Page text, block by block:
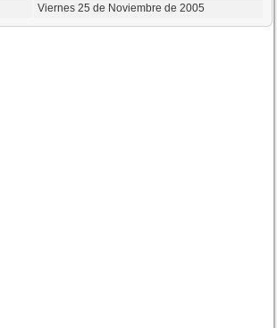
Viernes 25 de Noviembre de 2005